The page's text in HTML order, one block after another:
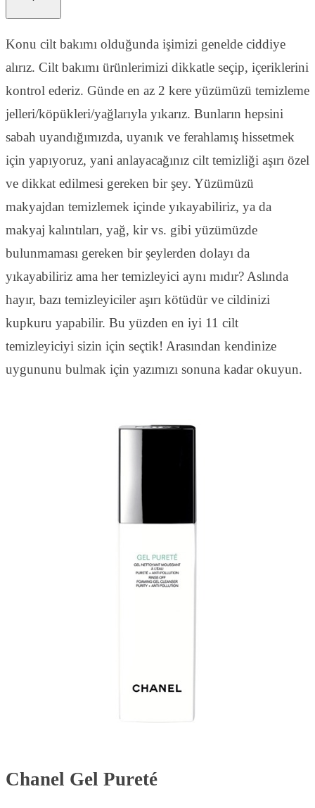
Konu cilt bakımı olduğunda işimizi genelde ciddiye
alırız. Cilt bakımı ürünlerimizi dikkatle seçip, içeriklerini
kontrol ederiz. Günde en az 2 kere yüzümüzü temizleme
jelleri/köpükleri/yağlarıyla yıkarız. Bunların hepsini
sabah uyandığımızda, uyanık ve ferahlamış hissetmek
için yapıyoruz, yani anlayacağınız cilt temizliği aşırı özel
ve dikkat edilmesi gereken bir şey. Yüzümüzü
makyajdan temizlemek içinde yıkayabiliriz, ya da
makyaj kalıntıları, yağ, kir vs. gibi yüzümüzde
bulunmaması gereken bir şeylerden dolayı da
yıkayabiliriz ama her temizleyici aynı mıdır? Aslında
hayır, bazı temizleyiciler aşırı kötüdür ve cildinizi
kupkuru yapabilir. Bu yüzden en iyi 11 cilt
temizleyiciyi sizin için seçtik! Arasından kendinize
uygununu bulmak için yazımızı sonuna kadar okuyun.
Chanel Gel Pureté